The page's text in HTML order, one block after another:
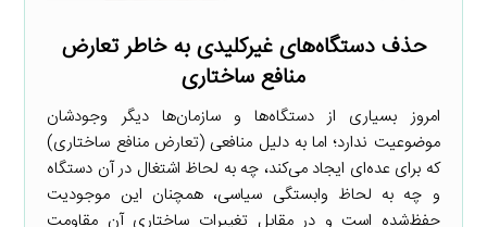
حذف دستگاه‌های غیرکلیدی به خاطر تعارض
منافع ساختاری
امروز بسیاری از دستگاه‌ها و سازمان‌ها دیگر وجودشان
موضوعیت ندارد؛ اما به دلیل منافعی (تعارض منافع ساختاری)
که برای عده‌ای ایجاد می‌کند، چه به لحاظ اشتغال در آن دستگاه
و چه به لحاظ وابستگی سیاسی، همچنان این موجودیت
حفظ‌شده است و در مقابل تغییرات ساختاری آن مقاومت